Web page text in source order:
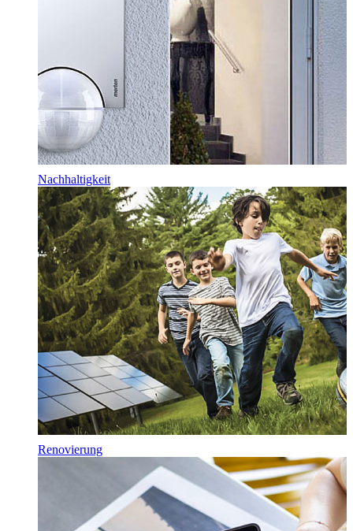
Nachhaltigkeit
Renovierung